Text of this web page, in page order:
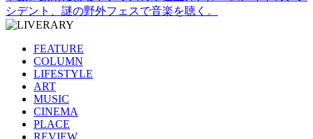
シデント、謎の野外フェスで音楽を聴く。
FEATURE
COLUMN
LIFESTYLE
ART
MUSIC
CINEMA
PLACE